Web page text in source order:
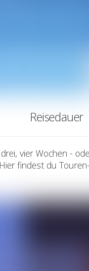
Reisedauer
drei, vier Wochen -
findest du